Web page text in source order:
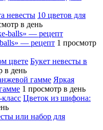
10 цветов для
в день
— рецепт 1 просмотр
Букет невесты в
в день
Яркая
1 просмотр в день
Цветок из шифона: